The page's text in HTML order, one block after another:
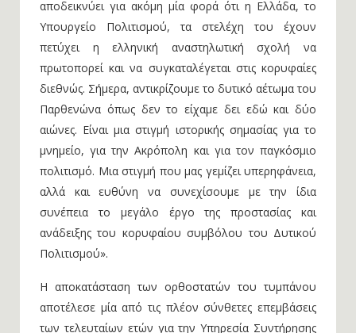
αποδεικνύει για ακόμη μία φορά ότι η Ελλάδα, το
Υπουργείο Πολιτισμού, τα στελέχη του έχουν
πετύχει η ελληνική αναστηλωτική σχολή να
πρωτοπορεί και να συγκαταλέγεται στις κορυφαίες
διεθνώς. Σήμερα, αντικρίζουμε το δυτικό αέτωμα του
Παρθενώνα όπως δεν το είχαμε δει εδώ και δύο
αιώνες. Είναι μια στιγμή ιστορικής σημασίας για το
μνημείο, για την Ακρόπολη και για τον παγκόσμιο
πολιτισμό. Μια στιγμή που μας γεμίζει υπερηφάνεια,
αλλά και ευθύνη να συνεχίσουμε με την ίδια
συνέπεια το μεγάλο έργο της προστασίας και
ανάδειξης του κορυφαίου συμβόλου του Δυτικού
Πολιτισμού».
Η αποκατάσταση των ορθοστατών του τυμπάνου
αποτέλεσε μία από τις πλέον σύνθετες επεμβάσεις
των τελευταίων ετών για την Υπηρεσία Συντήρησης